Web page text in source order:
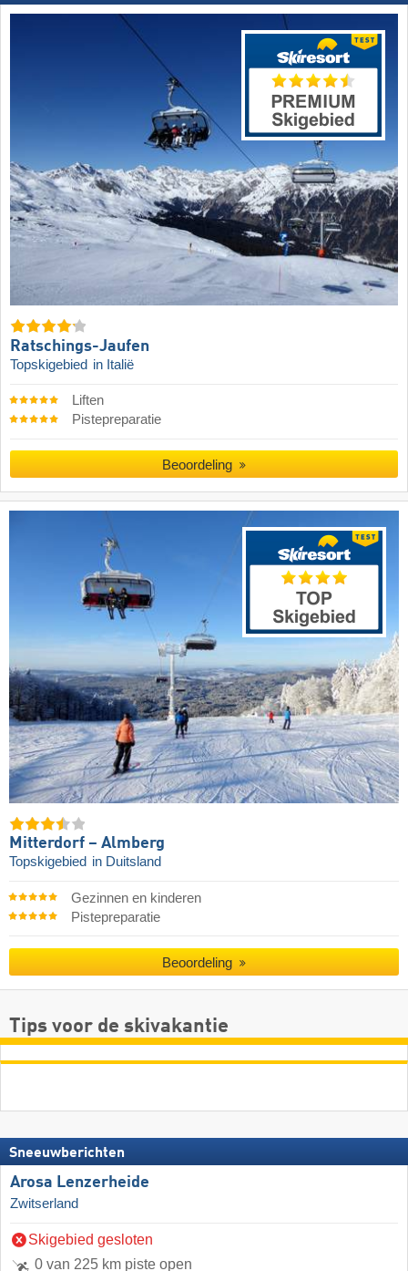
Ratschings-Jaufen
Topskigebied in Italië
Liften
Pistepreparatie
Beoordeling
Mitterdorf – Almberg
Topskigebied in Duitsland
Gezinnen en kinderen
Pistepreparatie
Beoordeling
Tips voor de skivakantie
Sneeuwberichten
Arosa Lenzerheide
Zwitserland
Skigebied gesloten
0 van 225 km piste open